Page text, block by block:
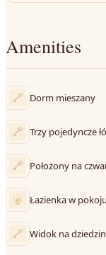
Amenities
Dorm mieszany
Trzy pojedyncze
Położony na
Łazienka w
Widok na